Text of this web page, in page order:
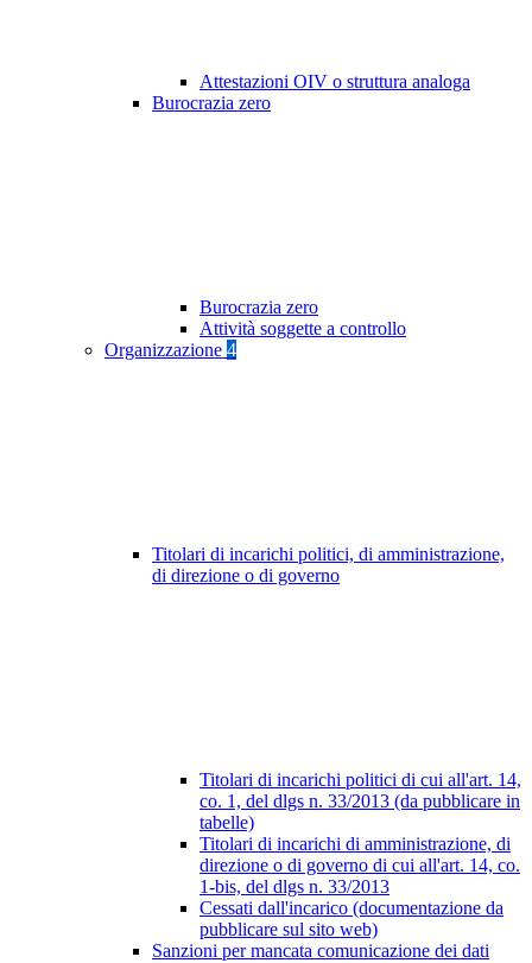
Attestazioni OIV o struttura analoga
Burocrazia zero
Burocrazia zero
Attività soggette a controllo
Organizzazione 4
Titolari di incarichi politici, di amministrazione,
di direzione o di governo
Titolari di incarichi politici di cui all'art. 14,
co. 1, del dlgs n. 33/2013 (da pubblicare in
tabelle)
Titolari di incarichi di amministrazione, di
direzione o di governo di cui all'art. 14, co.
1-bis, del dlgs n. 33/2013
Cessati dall'incarico (documentazione da
pubblicare sul sito web)
Sanzioni per mancata comunicazione dei dati